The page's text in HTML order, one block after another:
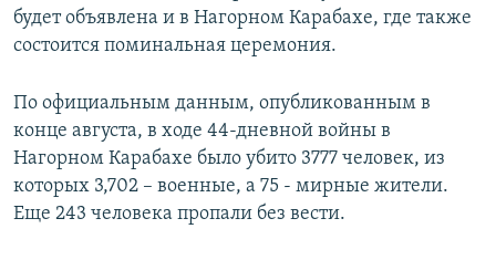
будет объявлена и в Нагорном Карабахе, где также
состоится поминальная церемония.
По официальным данным, опубликованным в
конце августа, в ходе 44-дневной войны в
Нагорном Карабахе было убито 3777 человек, из
которых 3,702 – военные, а 75 - мирные жители.
Еще 243 человека пропали без вести.